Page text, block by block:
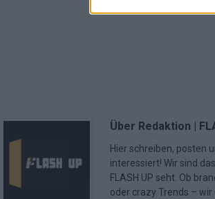
Über Redaktion |
Hier schreiben, posten
interessiert! Wir sind
FLASH UP seht. Ob
oder crazy Trends –